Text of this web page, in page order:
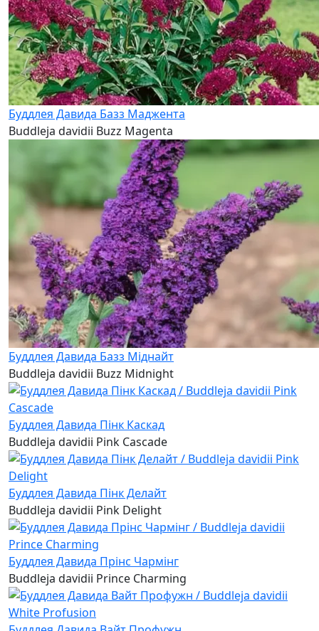
Буддлея Давида Базз Маджента
Buddleja davidii Buzz Magenta
Буддлея Давида Базз Міднайт
Buddleja davidii Buzz Midnight
Буддлея Давида Пінк Каскад
Buddleja davidii Pink Cascade
Буддлея Давида Пінк Делайт
Buddleja davidii Pink Delight
Буддлея Давида Прінс Чармінг
Buddleja davidii Prince Charming